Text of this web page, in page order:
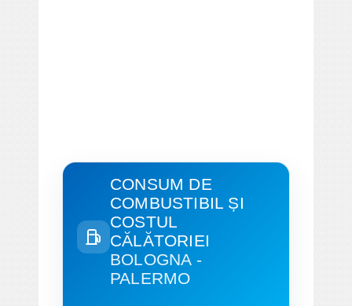
CONSUM DE
COMBUSTIBIL ȘI
COSTUL
CĂLĂTORIEI
BOLOGNA -
PALERMO